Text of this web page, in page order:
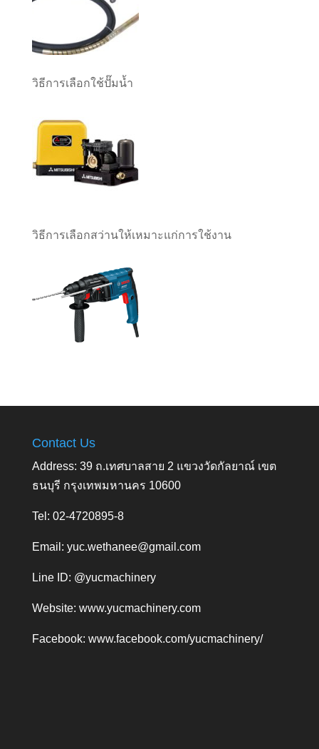
วิธีการเลือกใช้ปั๊มน้ำ
วิธีการเลือกสว่านให้เหมาะแก่การใช้งาน
Contact Us
Address: 39 ถ.เทศบาลสาย 2 แขวงวัดกัลยาณ์ เขต
ธนบุรี กรุงเทพมหานคร 10600
Tel: 02-4720895-8
Email: yuc.wethanee@gmail.com
Line ID: @yucmachinery
Website: www.yucmachinery.com
Facebook: www.facebook.com/yucmachinery/